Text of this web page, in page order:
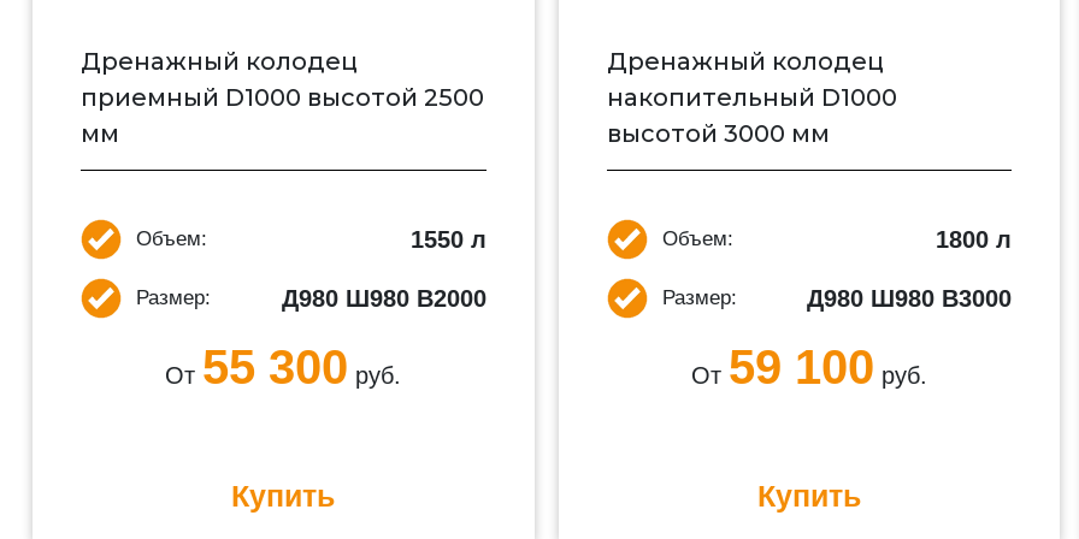
Дренажный колодец
приемный D1000 высотой 2500
мм
Объем: 1550 л
Размер: Д980 Ш980 В2000
От 55 300 руб.
Купить
Дренажный колодец
накопительный D1000
высотой 3000 мм
Объем: 1800 л
Размер: Д980 Ш980 В3000
От 59 100 руб.
Купить